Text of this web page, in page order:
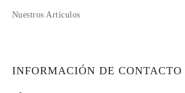
Nuestros Artículos
INFORMACIÓN DE CONTACTO